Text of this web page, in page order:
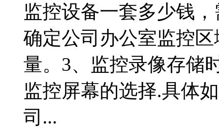
监控设备一套多少钱
确定公司办公室监控
量。3、监控录像存储
监控屏幕的选择.具体
司...